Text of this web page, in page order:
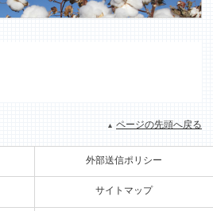
ページの先頭へ戻る
外部送信ポリシー
サイトマップ